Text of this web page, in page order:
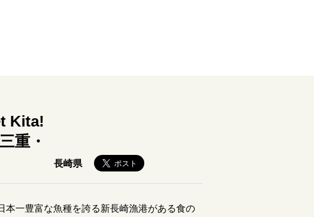
Kita!
重・
長崎県
本一豊富な魚種を誇る新長崎漁港がある食の